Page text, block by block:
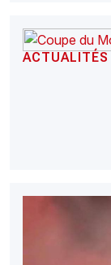
ACTUALITÉS